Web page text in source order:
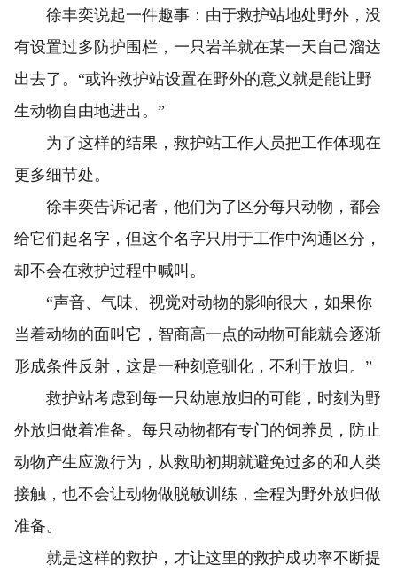
徐丰奕说起一件趣事：由于救护站地处野外，没
有设置过多防护围栏，一只岩羊就在某一天自己溜达
出去了。“或许救护站设置在野外的意义就是能让野
生动物自由地进出。”
为了这样的结果，救护站工作人员把工作体现在
更多细节处。
徐丰奕告诉记者，他们为了区分每只动物，都会
给它们起名字，但这个名字只用于工作中沟通区分，
却不会在救护过程中喊叫。
“声音、气味、视觉对动物的影响很大，如果你
当着动物的面叫它，智商高一点的动物可能就会逐渐
形成条件反射，这是一种刻意驯化，不利于放归。”
救护站考虑到每一只幼崽放归的可能，时刻为野
外放归做着准备。每只动物都有专门的饲养员，防止
动物产生应激行为，从救助初期就避免过多的和人类
接触，也不会让动物做脱敏训练，全程为野外放归做
准备。
就是这样的救护，才让这里的救护成功率不断提